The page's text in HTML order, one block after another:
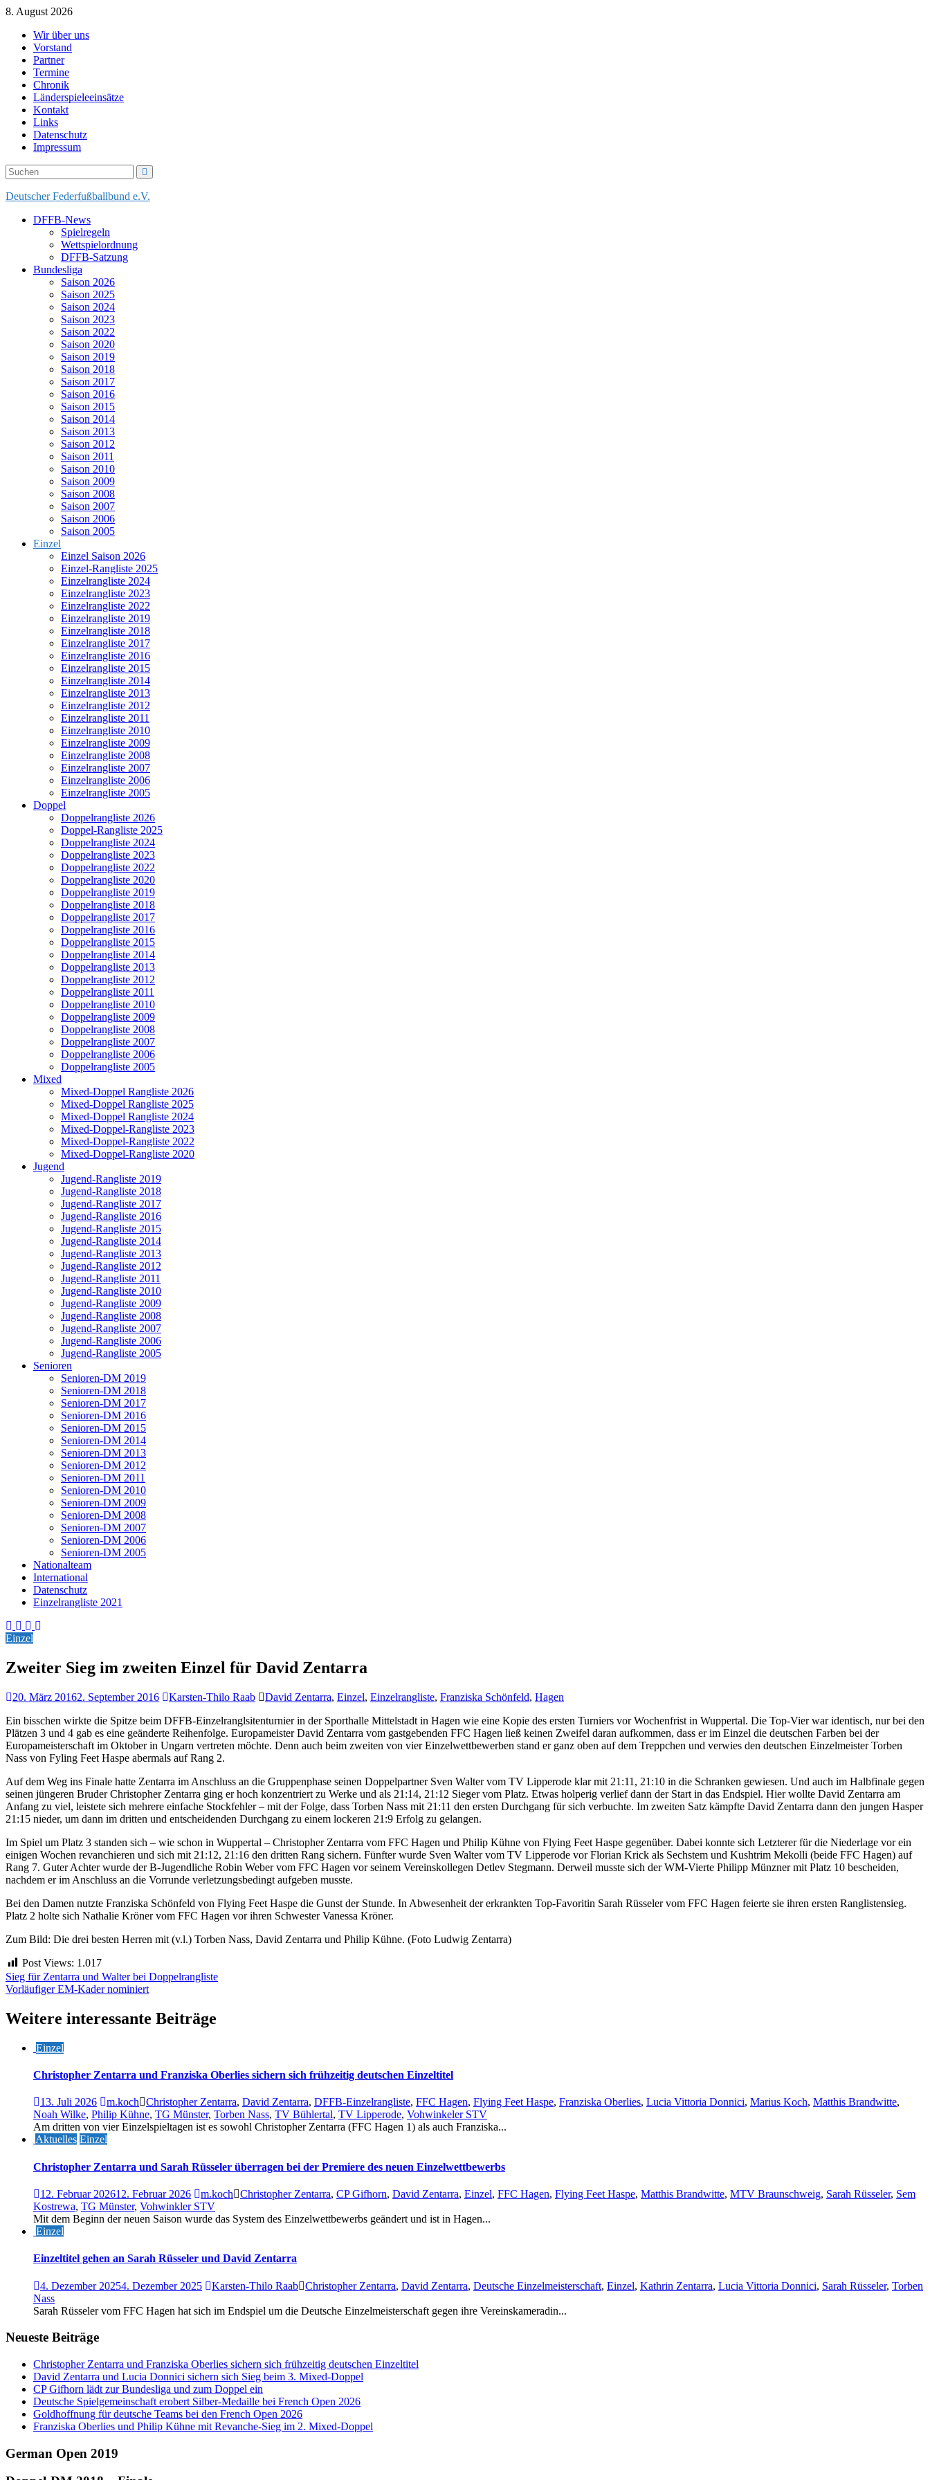
Skip
content
8. August 2026
Wir über uns
Vorstand
Partner
Termine
Chronik
Länderspieleeinsätze
Kontakt
Links
Datenschutz
Impressum
Deutscher Federfußballbund e.V.
DFFB-News
Spielregeln
Wettspielordnung
DFFB-Satzung
Bundesliga
Saison 2026
Saison 2025
Saison 2024
Saison 2023
Saison 2022
Saison 2020
Saison 2019
Saison 2018
Saison 2017
Saison 2016
Saison 2015
Saison 2014
Saison 2013
Saison 2012
Saison 2011
Saison 2010
Saison 2009
Saison 2008
Saison 2007
Saison 2006
Saison 2005
Einzel
Einzel Saison 2026
Einzel-Rangliste 2025
Einzelrangliste 2024
Einzelrangliste 2023
Einzelrangliste 2022
Einzelrangliste 2019
Einzelrangliste 2018
Einzelrangliste 2017
Einzelrangliste 2016
Einzelrangliste 2015
Einzelrangliste 2014
Einzelrangliste 2013
Einzelrangliste 2012
Einzelrangliste 2011
Einzelrangliste 2010
Einzelrangliste 2009
Einzelrangliste 2008
Einzelrangliste 2007
Einzelrangliste 2006
Einzelrangliste 2005
Doppel
Doppelrangliste 2026
Doppel-Rangliste 2025
Doppelrangliste 2024
Doppelrangliste 2023
Doppelrangliste 2022
Doppelrangliste 2020
Doppelrangliste 2019
Doppelrangliste 2018
Doppelrangliste 2017
Doppelrangliste 2016
Doppelrangliste 2015
Doppelrangliste 2014
Doppelrangliste 2013
Doppelrangliste 2012
Doppelrangliste 2011
Doppelrangliste 2010
Doppelrangliste 2009
Doppelrangliste 2008
Doppelrangliste 2007
Doppelrangliste 2006
Doppelrangliste 2005
Mixed
Mixed-Doppel Rangliste 2026
Mixed-Doppel Rangliste 2025
Mixed-Doppel Rangliste 2024
Mixed-Doppel-Rangliste 2023
Mixed-Doppel-Rangliste 2022
Mixed-Doppel-Rangliste 2020
Jugend
Jugend-Rangliste 2019
Jugend-Rangliste 2018
Jugend-Rangliste 2017
Jugend-Rangliste 2016
Jugend-Rangliste 2015
Jugend-Rangliste 2014
Jugend-Rangliste 2013
Jugend-Rangliste 2012
Jugend-Rangliste 2011
Jugend-Rangliste 2010
Jugend-Rangliste 2009
Jugend-Rangliste 2008
Jugend-Rangliste 2007
Jugend-Rangliste 2006
Jugend-Rangliste 2005
Senioren
Senioren-DM 2019
Senioren-DM 2018
Senioren-DM 2017
Senioren-DM 2016
Senioren-DM 2015
Senioren-DM 2014
Senioren-DM 2013
Senioren-DM 2012
Senioren-DM 2011
Senioren-DM 2010
Senioren-DM 2009
Senioren-DM 2008
Senioren-DM 2007
Senioren-DM 2006
Senioren-DM 2005
Nationalteam
International
Datenschutz
Einzelrangliste 2021
Einzel
Zweiter Sieg im zweiten Einzel für David Zentarra
20. März 20162. September 2016 Karsten-Thilo Raab David Zentarra, Einzel, Einzelrangliste, Franziska Schönfeld, Hagen
Ein bisschen wirkte die Spitze beim DFFB-Einzelranglsitenturnier in der Sporthalle Mittelstadt in Hagen wie eine Kopie des ersten Turniers vor Wochenfrist in Wuppertal. Die Top-Vier war identisch, nur bei den
Plätzen 3 und 4 gab es eine geänderte Reihenfolge. Europameister David Zentarra vom gastgebenden FFC Hagen ließ keinen Zweifel daran aufkommen, dass er im Einzel die deutschen Farben bei der
Europameisterschaft im Oktober in Ungarn vertreten möchte. Denn auch beim zweiten von vier Einzelwettbewerben stand er ganz oben auf dem Treppchen und verwies den deutschen Einzelmeister Torben
Nass von Fyling Feet Haspe abermals auf Rang 2.
Auf dem Weg ins Finale hatte Zentarra im Anschluss an die Gruppenphase seinen Doppelpartner Sven Walter vom TV Lipperode klar mit 21:11, 21:10 in die Schranken gewiesen. Und auch im Halbfinale gegen
seinen jüngeren Bruder Christopher Zentarra ging er hoch konzentriert zu Werke und als 21:14, 21:12 Sieger vom Platz. Etwas holperig verlief dann der Start in das Endspiel. Hier wollte David Zentarra am
Anfang zu viel, leistete sich mehrere einfache Stockfehler – mit der Folge, dass Torben Nass mit 21:11 den ersten Durchgang für sich verbuchte. Im zweiten Satz kämpfte David Zentarra dann den jungen Hasper
21:15 nieder, um dann im dritten und entscheidenden Durchgang zu einem lockeren 21:9 Erfolg zu gelangen.
Im Spiel um Platz 3 standen sich – wie schon in Wuppertal – Christopher Zentarra vom FFC Hagen und Philip Kühne von Flying Feet Haspe gegenüber. Dabei konnte sich Letzterer für die Niederlage vor ein
einigen Wochen revanchieren und sich mit 21:12, 21:16 den dritten Rang sichern. Fünfter wurde Sven Walter vom TV Lipperode vor Florian Krick als Sechstem und Kushtrim Mekolli (beide FFC Hagen) auf
Rang 7. Guter Achter wurde der B-Jugendliche Robin Weber vom FFC Hagen vor seinem Vereinskollegen Detlev Stegmann. Derweil musste sich der WM-Vierte Philipp Münzner mit Platz 10 bescheiden,
nachdem er im Anschluss an die Vorrunde verletzungsbedingt aufgeben musste.
Bei den Damen nutzte Franziska Schönfeld von Flying Feet Haspe die Gunst der Stunde. In Abwesenheit der erkrankten Top-Favoritin Sarah Rüsseler vom FFC Hagen feierte sie ihren ersten Ranglistensieg.
Platz 2 holte sich Nathalie Kröner vom FFC Hagen vor ihren Schwester Vanessa Kröner.
Zum Bild: Die drei besten Herren mit (v.l.) Torben Nass, David Zentarra und Philip Kühne. (Foto Ludwig Zentarra)
Post Views: 1.017
Beitragsnavigation
Sieg für Zentarra und Walter bei Doppelrangliste
Vorläufiger EM-Kader nominiert
Weitere interessante Beiträge
Einzel
Christopher Zentarra und Franziska Oberlies sichern sich frühzeitig deutschen Einzeltitel
13. Juli 2026 m.koch Christopher Zentarra, David Zentarra, DFFB-Einzelrangliste, FFC Hagen, Flying Feet Haspe, Franziska Oberlies, Lucia Vittoria Donnici, Marius Koch, Matthis Brandwitte,
Noah Wilke, Philip Kühne, TG Münster, Torben Nass, TV Bühlertal, TV Lipperode, Vohwinkeler STV
Am dritten von vier Einzelspieltagen ist es sowohl Christopher Zentarra (FFC Hagen 1) als auch Franziska...
Aktuelles Einzel
Christopher Zentarra und Sarah Rüsseler überragen bei der Premiere des neuen Einzelwettbewerbs
12. Februar 202612. Februar 2026 m.koch Christopher Zentarra, CP Gifhorn, David Zentarra, Einzel, FFC Hagen, Flying Feet Haspe, Matthis Brandwitte, MTV Braunschweig, Sarah Rüsseler, Sem
Kostrewa, TG Münster, Vohwinkler STV
Mit dem Beginn der neuen Saison wurde das System des Einzelwettbewerbs geändert und ist in Hagen...
Einzel
Einzeltitel gehen an Sarah Rüsseler und David Zentarra
4. Dezember 20254. Dezember 2025 Karsten-Thilo Raab Christopher Zentarra, David Zentarra, Deutsche Einzelmeisterschaft, Einzel, Kathrin Zentarra, Lucia Vittoria Donnici, Sarah Rüsseler, Torben
Nass
Sarah Rüsseler vom FFC Hagen hat sich im Endspiel um die Deutsche Einzelmeisterschaft gegen ihre Vereinskameradin...
Neueste Beiträge
Christopher Zentarra und Franziska Oberlies sichern sich frühzeitig deutschen Einzeltitel
David Zentarra und Lucia Donnici sichern sich Sieg beim 3. Mixed-Doppel
CP Gifhorn lädt zur Bundesliga und zum Doppel ein
Deutsche Spielgemeinschaft erobert Silber-Medaille bei French Open 2026
Goldhoffnung für deutsche Teams bei den French Open 2026
Franziska Oberlies und Philip Kühne mit Revanche-Sieg im 2. Mixed-Doppel
German Open 2019